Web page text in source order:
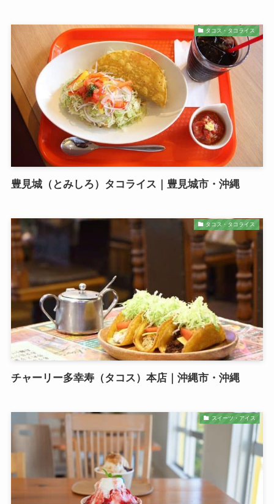
タコス・タコライス
豊見城（とみしろ）タコライス｜豊見城市・沖縄
タコス・タコライス
チャーリー多幸寿（タコス）本店｜沖縄市・沖縄
スイーツ・アイス